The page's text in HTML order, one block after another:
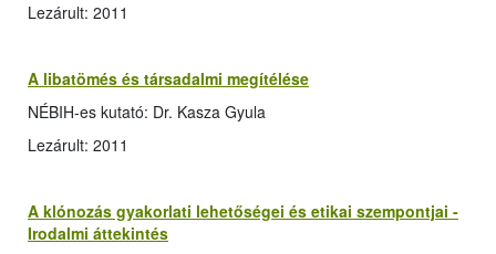
Lezárult: 2011
A libatömés és társadalmi megítélése
NÉBIH-es kutató: Dr. Kasza Gyula
Lezárult: 2011
A klónozás gyakorlati lehetőségei és etikai szempontjai -
Irodalmi áttekintés